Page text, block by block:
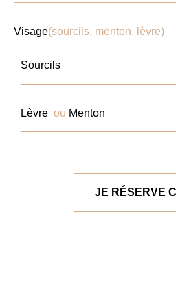
Visage(sourcils, menton, lèvre)
Lèvre ou
JE RÉSERVE